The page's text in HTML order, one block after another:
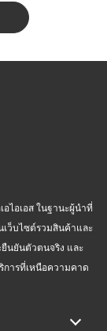
ไอเอส ในฐานะผู้นำที่
ว็บไซต์รวมสินค้าและ
นยันตัวตนจริง และ
การที่เหนือความคาด